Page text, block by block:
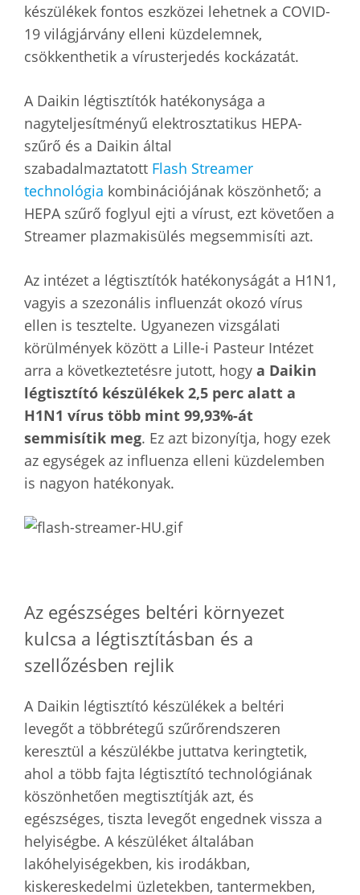
készülékek fontos eszközei lehetnek a COVID-
19 világjárvány elleni küzdelemnek,
csökkenthetik a vírusterjedés kockázatát.
A Daikin légtisztítók hatékonysága a
nagyteljesítményű elektrosztatikus HEPA-
szűrő és a Daikin által
szabadalmaztatott Flash Streamer
technológia kombinációjának köszönhető; a
HEPA szűrő foglyul ejti a vírust, ezt követően a
Streamer plazmakisülés megsemmisíti azt.
Az intézet a légtisztítók hatékonyságát a H1N1,
vagyis a szezonális influenzát okozó vírus
ellen is tesztelte. Ugyanezen vizsgálati
körülmények között a Lille-i Pasteur Intézet
arra a következtetésre jutott, hogy a Daikin
légtisztító készülékek 2,5 perc alatt a
H1N1 vírus több mint 99,93%-át
semmisítik meg. Ez azt bizonyítja, hogy ezek
az egységek az influenza elleni küzdelemben
is nagyon hatékonyak.
Az egészséges beltéri környezet
kulcsa a légtisztításban és a
szellőzésben rejlik
A Daikin légtisztító készülékek a beltéri
levegőt a többrétegű szűrőrendszeren
keresztül a készülékbe juttatva keringtetik,
ahol a több fajta légtisztító technológiának
köszönhetően megtisztítják azt, és
egészséges, tiszta levegőt engednek vissza a
helyiségbe. A készüléket általában
lakóhelyiségekben, kis irodákban,
kiskereskedelmi üzletekben, tantermekben,